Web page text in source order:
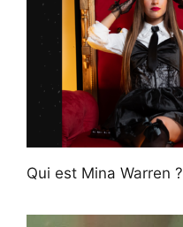
Qui est Mina Warren ?